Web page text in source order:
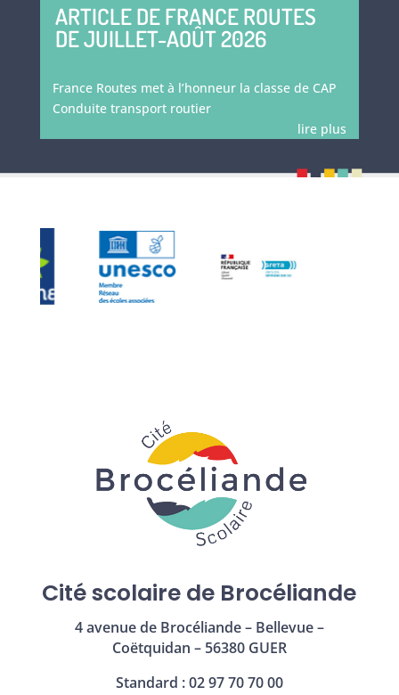
ARTICLE DE FRANCE ROUTES
DE JUILLET-AOÛT 2026
France Routes met à l’honneur la classe de CAP
Conduite transport routier
lire plus
Cité scolaire de Brocéliande
4 avenue de Brocéliande – Bellevue –
Coëtquidan – 56380 GUER
Standard : 02 97 70 70 00